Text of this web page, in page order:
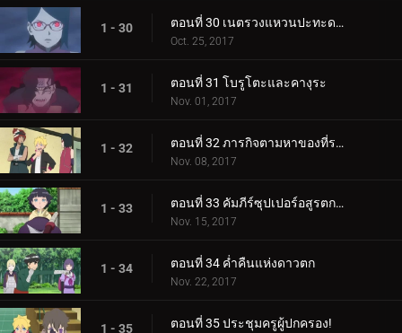
1 - 30 ตอนที่ 30 เนตรวงแหวนปะทะดาบสายฟ้า เขี้ยวคิบะ!
Oct. 25, 2017
1 - 31 ตอนที่ 31 โบรูโตะและคางุระ
Nov. 01, 2017
1 - 32 ตอนที่ 32 ภารกิจตามหาของที่ระลึก
Nov. 08, 2017
1 - 33 ตอนที่ 33 คัมภีร์ซุปเปอร์อสูรตกต่ำ!
Nov. 15, 2017
1 - 34 ตอนที่ 34 ค่ำคืนแห่งดาวตก
Nov. 22, 2017
1 - 35 ตอนที่ 35 ประชุมครูผู้ปกครอง!